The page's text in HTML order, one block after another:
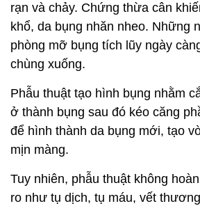
rạn và chảy. Chứng thừa cân
khổ, da bụng nhăn nheo. Những
phòng mỡ bụng tích lũy ngày
chùng xuống.
Phẫu thuật tạo hình bụng nhằm
ở thành bụng sau đó kéo căng
để hình thành da bụng mới, tạo
mịn màng.
Tuy nhiên, phẫu thuật không
ro như tụ dịch, tụ máu, vết